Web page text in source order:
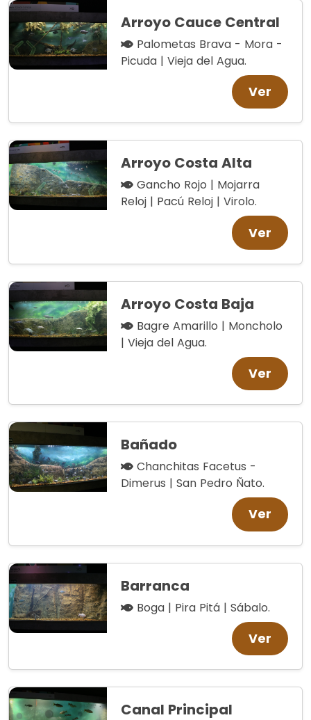
Arroyo Cauce Central
Palometas Brava - Mora -
Picuda | Vieja del Agua.
Ver
Arroyo Costa Alta
Gancho Rojo | Mojarra
Reloj | Pacú Reloj | Virolo.
Ver
Arroyo Costa Baja
Bagre Amarillo | Moncholo
| Vieja del Agua.
Ver
Bañado
Chanchitas Facetus -
Dimerus | San Pedro Ñato.
Ver
Barranca
Boga | Pira Pitá | Sábalo.
Ver
Canal Principal